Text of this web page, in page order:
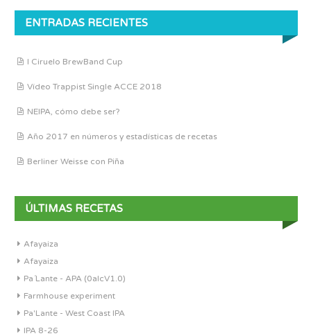
ENTRADAS RECIENTES
I Ciruelo BrewBand Cup
Vídeo Trappist Single ACCE 2018
NEIPA, cómo debe ser?
Año 2017 en números y estadísticas de recetas
Berliner Weisse con Piña
ÚLTIMAS RECETAS
Afayaiza
Afayaiza
Pa´Lante - APA (0alcV1.0)
Farmhouse experiment
Pa'Lante - West Coast IPA
IPA 8-26